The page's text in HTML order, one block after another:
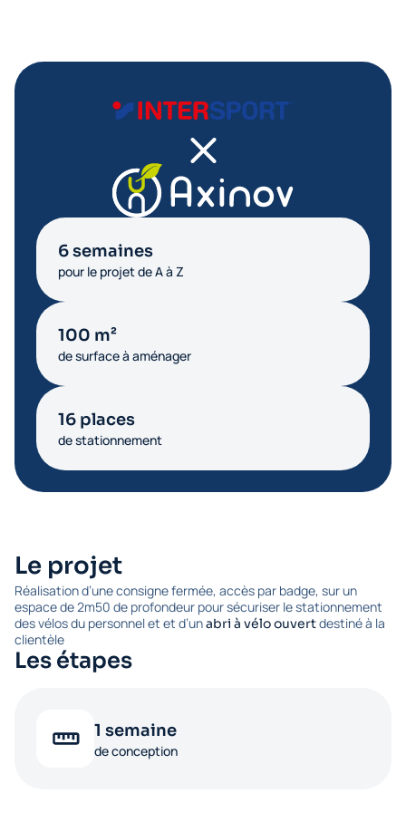
6 semaines
pour le projet de A à Z
100 m²
de surface à aménager
16 places
de stationnement
Le projet
Réalisation d’une consigne fermée, accès par badge, sur un
espace de 2m50 de profondeur pour sécuriser le stationnement
des vélos du personnel et et d’unabri à vélo ouvertdestiné à la
clientèle
Les étapes
1 semaine
de conception